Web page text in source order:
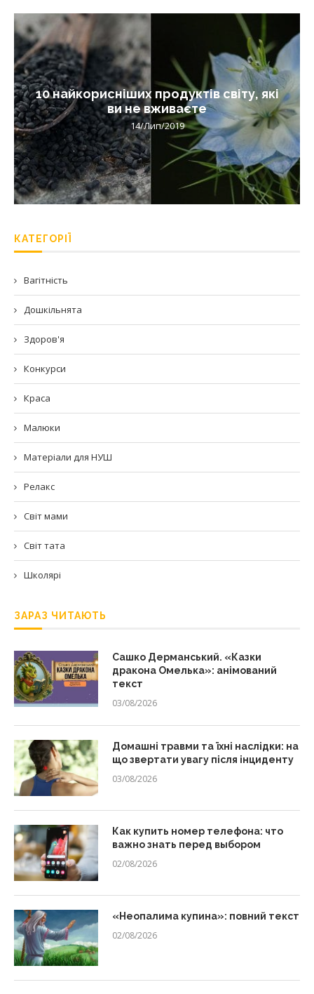
10 найкорисніших продуктів світу, які
ви не вживаєте
14/Лип/2019
КАТЕГОРІЇ
Вагітність
Дошкільнята
Здоров'я
Конкурси
Краса
Малюки
Матеріали для НУШ
Релакс
Світ мами
Світ тата
Школярі
ЗАРАЗ ЧИТАЮТЬ
Сашко Дерманський. «Казки
дракона Омелька»: анімований
текст
03/08/2026
Домашні травми та їхні наслідки: на
що звертати увагу після інциденту
03/08/2026
Как купить номер телефона: что
важно знать перед выбором
02/08/2026
«Неопалима купина»: повний текст
02/08/2026